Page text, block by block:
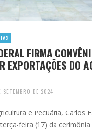
FIRMA
EXPORTAÇÕES DO
SETEMBRO DE 2024
e Pecuária, Carlos
feira (17) da cerimônia